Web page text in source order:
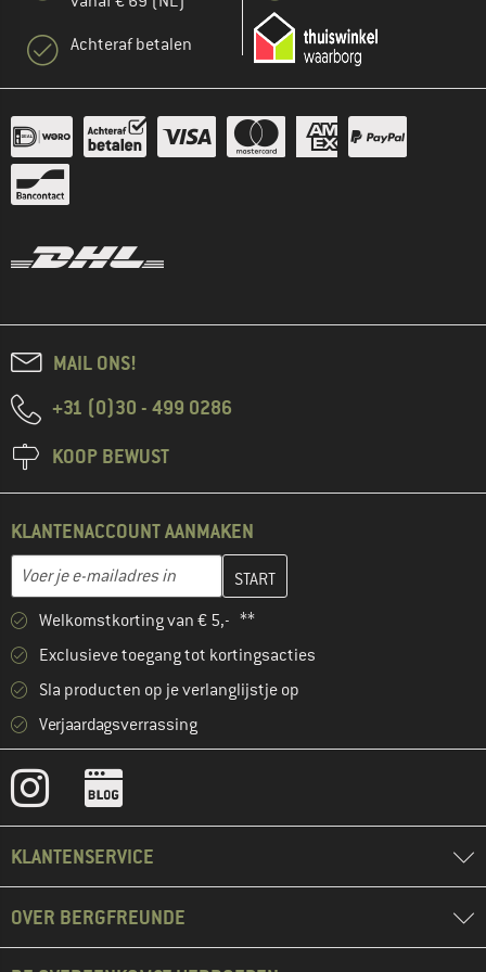
Achteraf betalen
MAIL ONS!
+31 (0)30 - 499 0286
KOOP BEWUST
KLANTENACCOUNT AANMAKEN
E-mailadres
Vul je e-mailadres hier in en maak in de volgende stap je
Welkomstkorting van € 5,- **
Exclusieve toegang tot kortingsacties
Sla producten op je verlanglijstje op
Verjaardagsverrassing
KLANTENSERVICE
OVER BERGFREUNDE